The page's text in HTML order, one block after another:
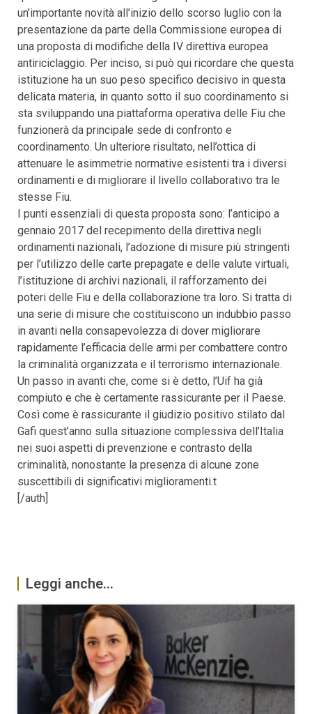
un’importante novità all’inizio dello scorso luglio con la
presentazione da parte della Commissione europea di
una proposta di modifiche della IV direttiva europea
antiriciclaggio. Per inciso, si può qui ricordare che questa
istituzione ha un suo peso specifico decisivo in questa
delicata materia, in quanto sotto il suo coordinamento si
sta sviluppando una piattaforma operativa delle Fiu che
funzionerà da principale sede di confronto e
coordinamento. Un ulteriore risultato, nell’ottica di
attenuare le asimmetrie normative esistenti tra i diversi
ordinamenti e di migliorare il livello collaborativo tra le
stesse Fiu.
I punti essenziali di questa proposta sono: l’anticipo a
gennaio 2017 del recepimento della direttiva negli
ordinamenti nazionali, l’adozione di misure più stringenti
per l’utilizzo delle carte prepagate e delle valute virtuali,
l’istituzione di archivi nazionali, il rafforzamento dei
poteri delle Fiu e della collaborazione tra loro. Si tratta di
una serie di misure che costituiscono un indubbio passo
in avanti nella consapevolezza di dover migliorare
rapidamente l’efficacia delle armi per combattere contro
la criminalità organizzata e il terrorismo internazionale.
Un passo in avanti che, come si è detto, l’Uif ha già
compiuto e che è certamente rassicurante per il Paese.
Così come è rassicurante il giudizio positivo stilato dal
Gafi quest’anno sulla situazione complessiva dell’Italia
nei suoi aspetti di prevenzione e contrasto della
criminalità, nonostante la presenza di alcune zone
suscettibili di significativi miglioramenti.t
[/auth]
Leggi anche...